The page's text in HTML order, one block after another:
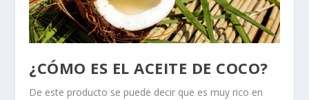
¿CÓMO ES EL ACEITE DE COCO?
De este producto se puede decir que es muy rico en